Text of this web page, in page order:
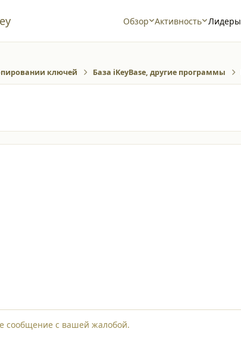
Обзор Активность Лидеры
ключей База iKeyBase, другие программы
сообщение с вашей жалобой.